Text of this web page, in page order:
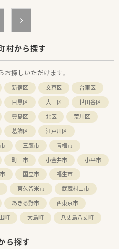
村から探す
探しいただけます。
新宿区 文京区
台東区
目黒区 大田区
世田谷区
豊島区 北区
荒川区
葛飾区
江戸川区
三鷹市
青梅市
町田市 小金井市
小平市
国立市
福生市
東久留米市
武蔵村山市
あきる野市
西東京市
町 大島町 八丈島八丈町
ら探す